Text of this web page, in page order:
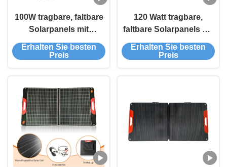
100W tragbare, faltbare
Solarpanels mit
DC5521-Anschluss und
22% Wirkungsgrad für
Erhalten Sie besten
Preis
120 Watt tragbare,
faltbare Solarpanels mit
22 % Wirkungsgrad und
6A Ausgang für das
Erhalten Sie besten
Preis